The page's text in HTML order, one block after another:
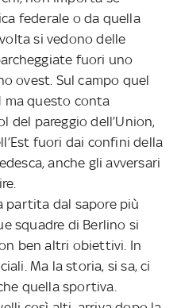
federale o da quella
si vedono delle
fuori uno
ovest. Sul campo quel
ma questo conta
del pareggio dell’Union,
fuori dai confini della
anche gli avversari
partita dal sapore più
squadre di Berlino si
ben altri obiettivi. In
Ma la storia, si sa, ci
quella sportiva.